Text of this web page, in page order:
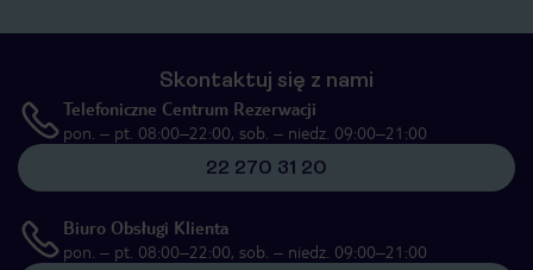
Skontaktuj się z nami
Telefoniczne Centrum Rezerwacji
pon. – pt. 08:00–22:00, sob. – niedz. 09:00–21:00
22 270 31 20
Biuro Obsługi Klienta
pon. – pt. 08:00–22:00, sob. – niedz. 09:00–21:00